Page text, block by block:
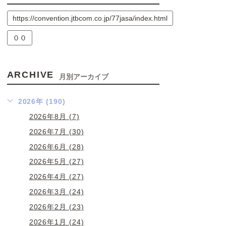
https://convention.jtbcom.co.jp/77jasa/index.html
００
ARCHIVE 月別アーカイブ
2026年 (190)
2026年8月 (7)
2026年7月 (30)
2026年6月 (28)
2026年5月 (27)
2026年4月 (27)
2026年3月 (24)
2026年2月 (23)
2026年1月 (24)